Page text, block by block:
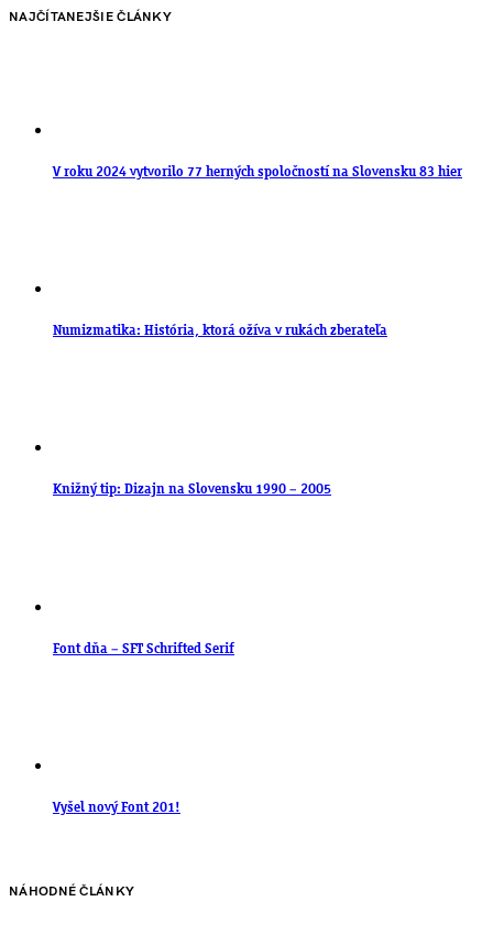
NAJČÍTANEJŠIE ČLÁNKY
V roku 2024 vytvorilo 77 herných spoločností na Slovensku 83 hier
Numizmatika: História, ktorá ožíva v rukách zberateľa
Knižný tip: Dizajn na Slovensku 1990 – 2005
Font dňa – SFT Schrifted Serif
Vyšel nový Font 201!
NÁHODNÉ ČLÁNKY